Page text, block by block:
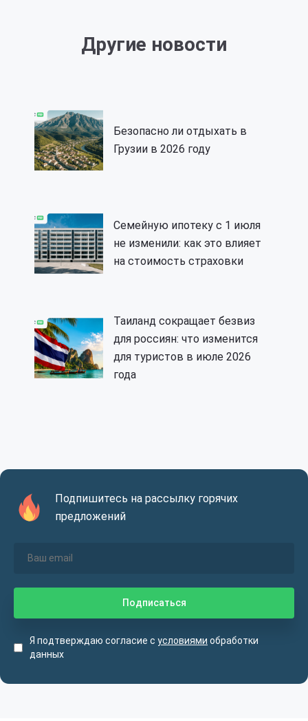
Другие новости
Безопасно ли отдыхать в
Грузии в 2026 году
Семейную ипотеку с 1 июля
не изменили: как это влияет
на стоимость страховки
Таиланд сокращает безвиз
для россиян: что изменится
для туристов в июле 2026
года
Подпишитесь на рассылку горячих
предложений
Я подтверждаю согласие с условиями обработки
данных